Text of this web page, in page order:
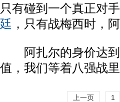
只有碰到一个真正对
廷 ，只有战梅西时，
阿扎尔的身价达到
值，我们等着八强战
上一页 1